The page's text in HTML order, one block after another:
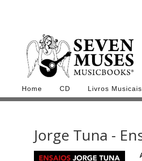
Home CD Livros Musicais
Jorge Tuna -